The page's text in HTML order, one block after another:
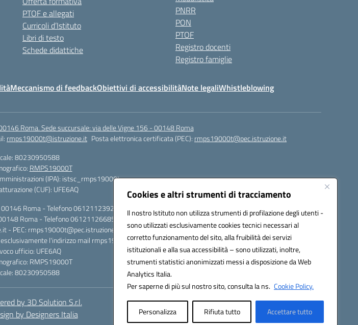
Cookies e altri strumenti di tracciamento
Il nostro Istituto non utilizza strumenti di profilazione degli utenti -
sono utilizzati esclusivamente cookies tecnici necessari al
corretto funzionamento del sito, alla fruibilità dei servizi
istituzionali e alla sua accessibilità – sono utilizzati, inoltre,
strumenti statistici anonimizzati messi a disposizione da Web
Analytics Italia.
Per saperne di più sul nostro sito, consulta la ns. Cookie Policy.
Personalizza Rifiuta tutto Accettare tutto
PTOF e allegati
Curricoli d’Istituto
Libri di testo
Schede didattiche
PNRR
PON
PTOF
Registro docenti
Registro famiglie
Meccanismo di feedbackObiettivi di accessibilitàNote legaliWhistleblowing
Roma. Sede succursale: via delle Vigne 156 - 00148 Roma
rmps19000t@istruzione.it Posta elettronica certificata (PEC): rmps19000t@pec.istruzione.it
80230950588
RMPS19000T
(IPA): istsc_rmps19000t
(CUF): UFE6AQ
Roma - Telefono 06121123925
Roma - Telefono 06121126685/86
- PEC: rmps19000t@pec.istruzione.it
l'indirizzo mail rmps19000t@istruzione.it
ufficio: UFE6AQ
RMPS19000T
80230950588
by 3D Solution S.r.l.
by Designers Italia